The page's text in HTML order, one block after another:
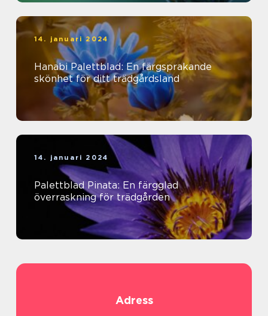
14. januari 2024
Hanabi Palettblad: En färgsprakande
skönhet för ditt trädgårdsland
14. januari 2024
Palettblad Pinata: En färgglad
överraskning för trädgården
Adress